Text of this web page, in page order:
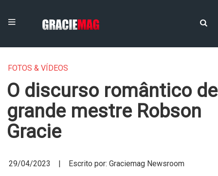
FOTOS & VÍDEOS
O discurso romântico de
grande mestre Robson
Gracie
29/04/2023 | Escrito por: Graciemag Newsroom